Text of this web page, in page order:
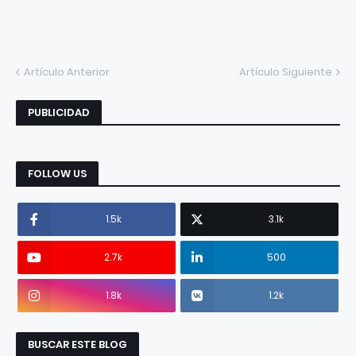
Artículo Anterior Artículo Siguiente
PUBLICIDAD
FOLLOW US
1.5k 3.1k
2.7k 500
1.8k 1.2k
BUSCAR ESTE BLOG